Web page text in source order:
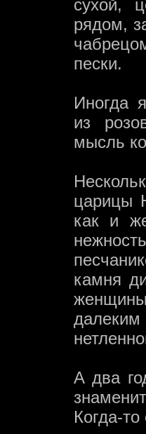
сухой,
рядом,
пески.
Иногда
из
мысль
царицы
как и
камня
А два
Когда-